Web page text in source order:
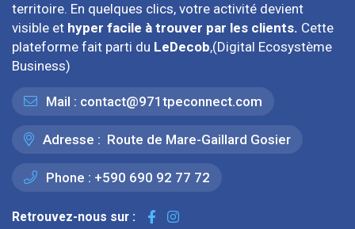
territoire. En quelques clics, votre activité devient
visible et hyper facile à trouver par les clients. Cette
plateforme fait parti du LeDecob,(Digital Ecosystème
Business)
Mail : contact@971tpeconnect.com
Adresse : Route de Mare-Gaillard Gosier
Phone : +590 690 92 77 72
Retrouvez-nous sur :